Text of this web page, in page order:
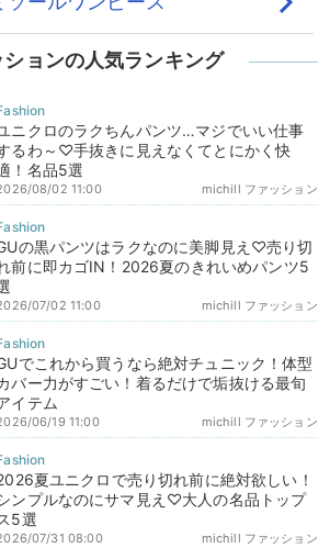
ションの人気ランキング
ニクロのラクちんパンツ…マジでいい仕事
るわ～♡手抜きに見えなくてとにかく快
！名品5選
michill ファッション
08/02 11:00
の黒パンツはラクなのに美脚見え♡売り切
前に即カゴIN！2026夏のきれいめパンツ5
michill ファッション
07/02 11:00
でこれから買うなら絶対チュニック！体型
バー力がすごい！着るだけで垢抜ける最旬
イテム
michill ファッション
06/19 11:00
夏ユニクロで売り切れ前に絶対欲しい！
ンプルなのにサマ見え♡大人の名品トップ
5選
michill ファッション
07/31 08:00